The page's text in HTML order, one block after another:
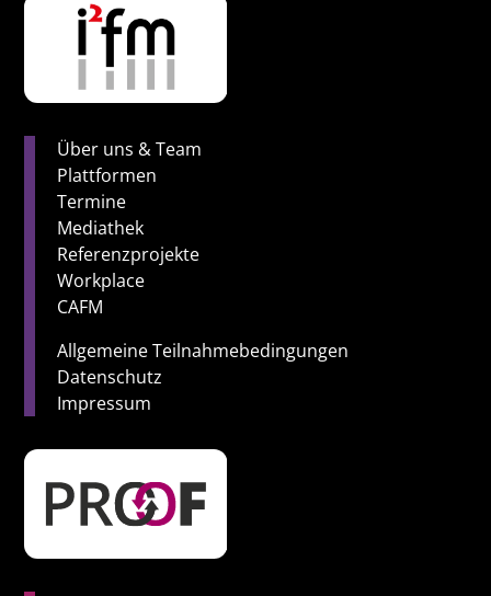
Über uns & Team
Plattformen
Termine
Mediathek
Referenzprojekte
Workplace
CAFM
Allgemeine Teilnahmebedingungen
Datenschutz
Impressum